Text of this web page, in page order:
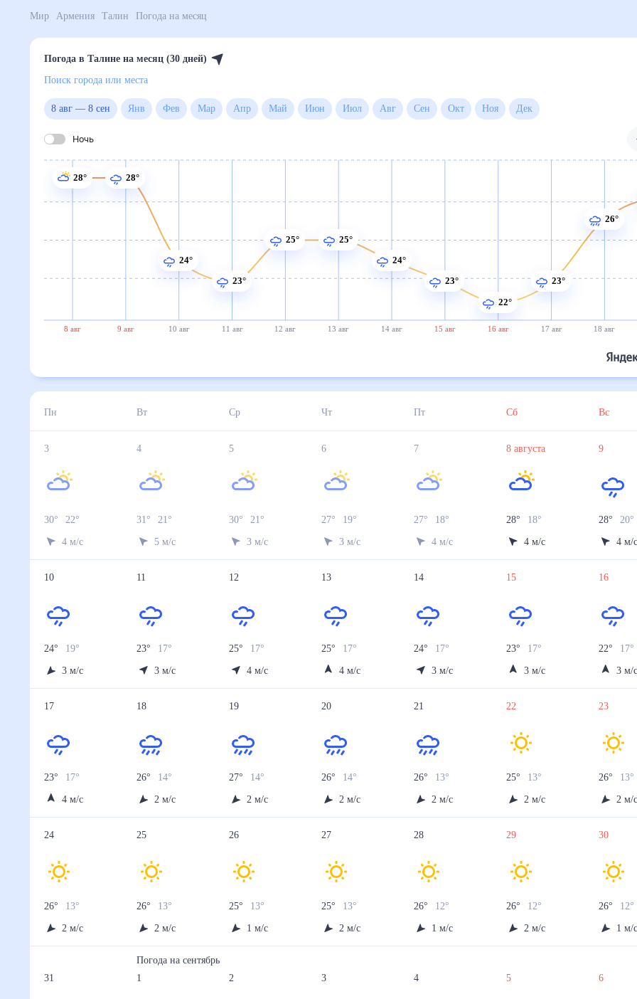
Мир Армения Талин Погода на месяц
Погода в Талине на месяц (30 дней)
Поиск города или места
8 авг— 8 сен Янв Фев Мар Апр Май Июн Июл Авг Сен Окт Ноя
Ночь
8 авг 9 авг 10 авг 11 авг 12 авг 13 авг 14 авг 15 авг 16 авг 17 авг 18 авг
28° 28°
24°
23°
25°
25°
24°
23°
22°
23°
26°
Пн Вт Ср Чт Пт Сб Вс
3
30° 22
4 м/с
4
31° 21°
5 м/с
5
30° 21°
3 м/с
6
27° 19°
3 м/с
7
27° 18°
4 м/с
8 августа
28° 18°
4 м/с
9
28° 20
4 м/
10
24° 19°
3 м/с
11
23° 17°
3 м/с
12
25° 17°
4 м/с
13
25° 17°
4 м/с
14
24° 17°
3 м/с
15
23° 17°
3 м/с
16
22° 17°
3 м/
17
23° 17°
4 м/с
18
26° 14°
2 м/с
19
27° 14°
2 м/с
20
26° 14°
2 м/с
21
26° 13°
2 м/с
22
25° 13°
2 м/с
23
26° 13°
2 м/
24
26° 13°
2 м/с
25
26° 13°
2 м/с
26
25° 13°
1 м/с
27
25° 13°
2 м/с
28
26° 12°
1 м/с
29
26° 12°
2 м/с
30
26° 12°
1 м/
31
Погода насентябрь
1
2 3 4 5 6